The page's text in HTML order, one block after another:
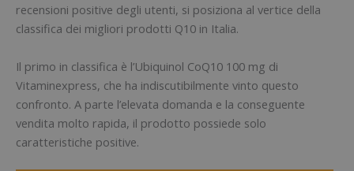
recensioni positive degli utenti, si posiziona al vertice della
classifica dei migliori prodotti Q10 in Italia.
Il primo in classifica è l’Ubiquinol CoQ10 100 mg di
Vitaminexpress, che ha indiscutibilmente vinto questo
confronto. A parte l’elevata domanda e la conseguente
vendita molto rapida, il prodotto possiede solo
caratteristiche positive.